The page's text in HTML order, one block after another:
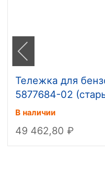
Тележка для
5877684-02
В наличии
49 462,80